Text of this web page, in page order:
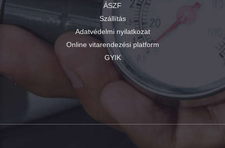
ÁSZF
Szállítás
Adatvédelmi nyilatkozat
Online vitarendezési platform
GYIK